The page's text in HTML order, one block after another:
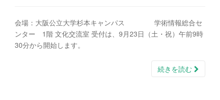
会場：大阪公立大学杉本キャンパス 学術情報総合セ
ンター 1階 文化交流室 受付は、9月23日（土・祝）午前9時
30分から開始します。
続きを読む